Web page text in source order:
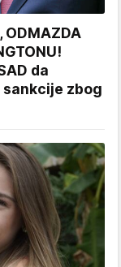
ODMAZDA
da
zbog